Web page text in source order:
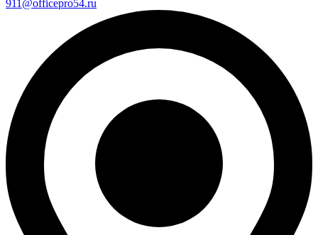
911@officepro54.ru